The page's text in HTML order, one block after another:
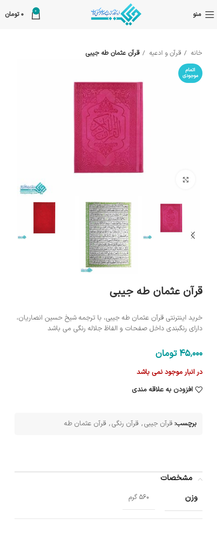
منو 0
0 تومان
خانه قرآن و ادعیه قرآن عثمان طه جیبی
اتمام
موجودی
قرآن عثمان طه جیبی
خرید اینترنتی قرآن عثمان طه جیبی، با ترجمه شیخ حسین انصاریان،
دارای رنگبندی داخل صفحات و الفاظ جلاله رنگی می باشد
45٬000 تومان
در انبار موجود نمی باشد
افزودن به علاقه مندی
برچسب:قرآن جیبی, قرآن رنگی, قرآن عثمان طه
مشخصات
وزن
560 گرم